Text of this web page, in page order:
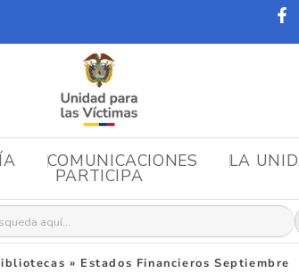
COMUNICACIONES LA
PARTICIPA
» Estados Financieros Septiembre